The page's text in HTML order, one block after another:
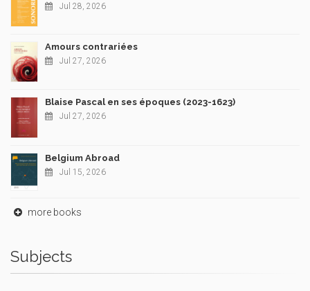
Jul 28, 2026
Amours contrariées
Jul 27, 2026
Blaise Pascal en ses époques (2023-1623)
Jul 27, 2026
Belgium Abroad
Jul 15, 2026
more books
Subjects